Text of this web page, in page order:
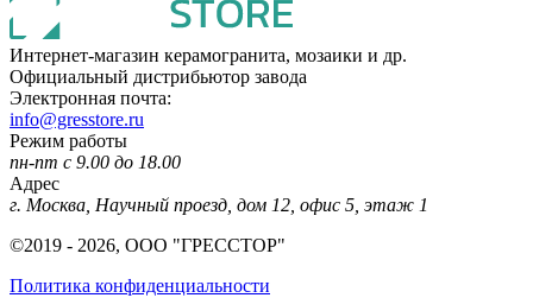
Интернет-магазин керамогранита, мозаики и др.
Официальный дистрибьютор завода
Электронная почта:
info@gresstore.ru
Режим работы
пн-пт с 9.00 до 18.00
Адрес
г. Москва, Научный проезд, дом 12, офис 5, этаж 1
©2019 - 2026, ООО "ГРЕССТОР"
Политика конфиденциальности